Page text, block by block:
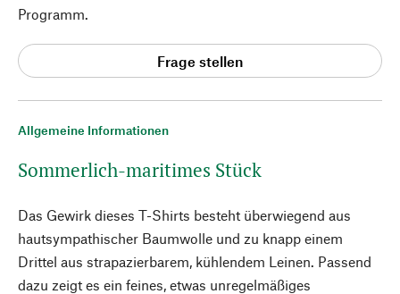
Allgemeine Informationen
Sommerlich-maritimes Stück
Das Gewirk dieses T-Shirts besteht überwiegend aus
hautsympathischer Baumwolle und zu knapp einem
Drittel aus strapazierbarem, kühlendem Leinen. Passend
dazu zeigt es ein feines, etwas unregelmäßiges
Programm.
Frage stellen